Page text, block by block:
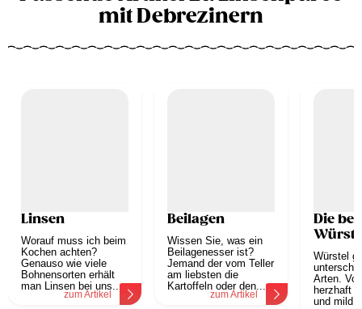
mit Debrezinern
Linsen
Worauf muss ich beim
Kochen achten?
Genauso wie viele
Bohnensorten erhält
man Linsen bei uns...
zum Artikel
Beilagen
Wissen Sie, was ein
Beilagenesser ist?
Jemand der vom Teller
am liebsten die
Kartoffeln oder den...
zum Artikel
Die
Würstel
Arten.
herzhaft
und